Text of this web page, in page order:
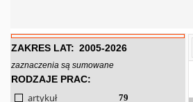
ZAKRES LAT: 2005-2026
zaznaczenia są sumowane
RODZAJE PRAC:
artykuł 79